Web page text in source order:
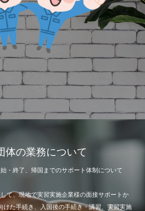
体の業務について
・終了、帰国までのサポート体制について
て、現地で実習実施企業様の面接サポートか
けた手続き、入国後の手続き・講習、実習実施